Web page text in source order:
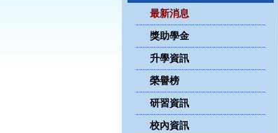
最新消息
獎助學金
升學資訊
榮譽榜
研習資訊
校內資訊